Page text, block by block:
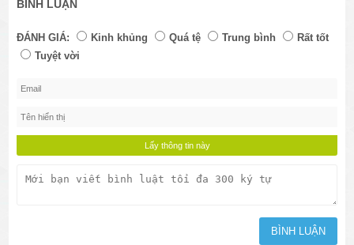
BÌNH LUẬN
ĐÁNH GIÁ: Kinh khủng Quá tệ Trung bình
Rất tốt
Tuyệt vời